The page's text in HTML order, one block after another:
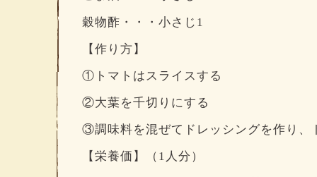
穀物酢・・・小さじ1
【作り方】
①トマトはスライスする
②大葉を千切りにする
③調味料を混ぜてドレッシングを作り、
【栄養価】（1人分）